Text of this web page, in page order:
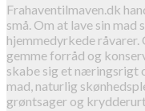
Frahaventilmaven.dk
små. Om at lave sin mad
hjemmedyrkede råvarer.
gemme forråd og
skabe sig et næringsrigt
mad, naturlig
grøntsager og